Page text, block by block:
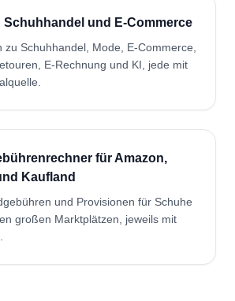
Schuhhandel und E-Commerce
zu Schuhhandel, Mode, E-Commerce,
E-Rechnung und KI, jede mit
für Amazon,
Kaufland
und Provisionen für Schuhe
großen Marktplätzen, jeweils mit